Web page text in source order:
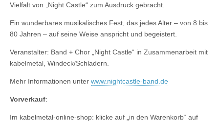
Vielfalt von „Night Castle“ zum Ausdruck gebracht.
Ein wunderbares musikalisches Fest, das jedes Alter – von 8 bis
80 Jahren – auf seine Weise anspricht und begeistert.
Veranstalter: Band + Chor „Night Castle“ in Zusammenarbeit mit
kabelmetal, Windeck/Schladern.
Mehr Informationen unter www.nightcastle-band.de
Vorverkauf:
Im kabelmetal-online-shop: klicke auf „in den Warenkorb“ auf